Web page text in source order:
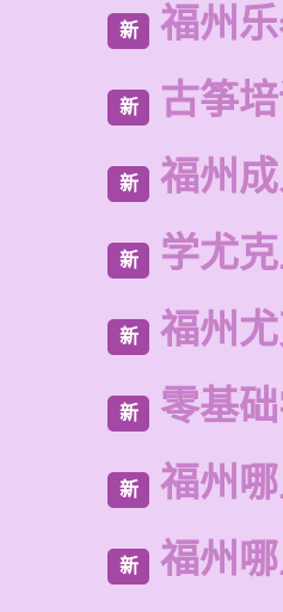
新 福州
新 古筝
新 福州
新 学尤
新 福州
新 零基
新 福州
新 福州